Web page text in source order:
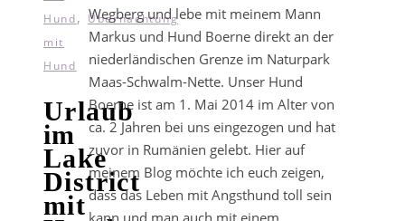
Hund, Übernachtung
mit
Hund
Urlaub
im
Lake
District
mit
Wegberg und lebe mit meinem Mann
Markus und Hund Boerne direkt an der
niederländischen Grenze im Naturpark
Maas-Schwalm-Nette. Unser Hund
Boerne ist am 1. Mai 2014 im Alter von
ca. 2 Jahren bei uns eingezogen und hat
zuvor in Rumänien gelebt. Hier auf
meinem Blog möchte ich euch zeigen,
dass das Leben mit Angsthund toll sein
kann und man auch mit einem